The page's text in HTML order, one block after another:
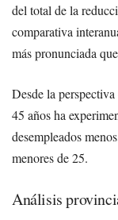
del total de la
comparativa
más pronunciada
Desde la
45 años ha
desempleados
menores de 25.
Análisis